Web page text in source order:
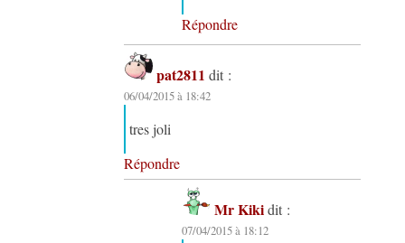
Répondre
pat2811 dit :
06/04/2015 à 18:42
tres joli
Répondre
Mr Kiki dit :
07/04/2015 à 18:12